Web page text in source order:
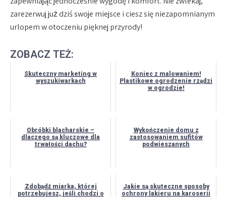
zarezerwuj już dziś swoje miejsce i ciesz się niezapomnianym
urlopem w otoczeniu pięknej przyrody!
ZOBACZ TEŻ:
Skuteczny marketing w
wyszukiwarkach
Koniec z malowaniem!
Plastikowe ogrodzenie rządzi
w ogrodzie!
Obróbki blacharskie –
dlaczego są kluczowe dla
trwałości dachu?
Wykończenie domu z
zastosowaniem sufitów
podwieszanych
Zdobądź miarka, której
potrzebujesz, jeśli chodzi o
Jakie są skuteczne sposoby
ochrony lakieru na karoserii